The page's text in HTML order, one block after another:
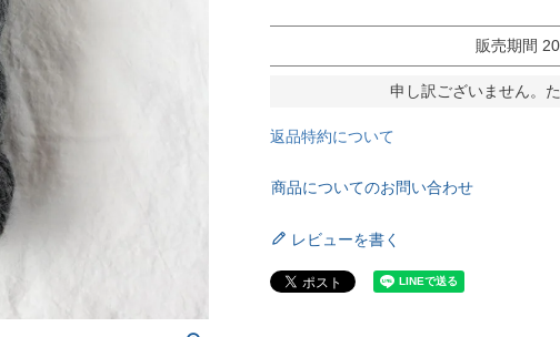
販売期間
申し訳ございません。
返品特約について
商品についてのお問い合わせ
レビューを書く